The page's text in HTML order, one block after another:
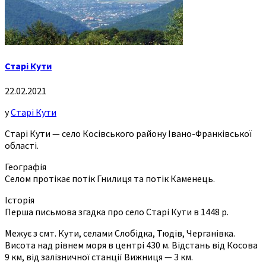
Старі Кути
22.02.2021
уСтарі Кути
Старі Кути — село Косівського району Івано-Франківської
області.
Географія
Селом протікає потік Гнилиця та потік Каменець.
Історія
Перша письмова згадка про село Старі Кути в 1448 р.
Межує з смт. Кути, селами Слобідка, Тюдів, Черганівка.
Висота над рівнем моря в центрі 430 м. Відстань від Косова
9 км, від залізничної станції Вижниця — 3 км.